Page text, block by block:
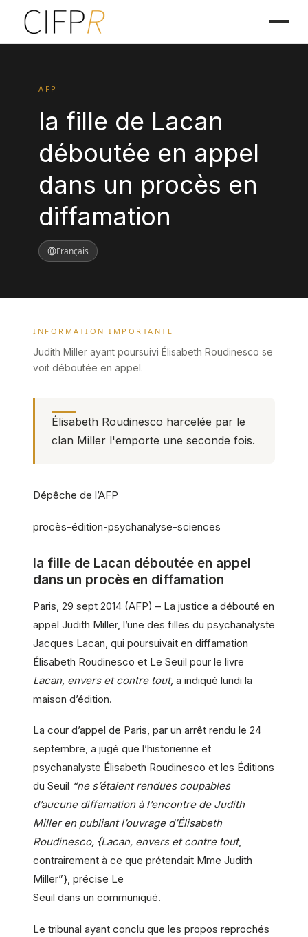
AFP
la fille de Lacan
déboutée en appel
dans un procès en
diffamation
Français
INFORMATION IMPORTANTE
Judith Miller ayant poursuivi Élisabeth Roudinesco se
voit déboutée en appel.
Élisabeth Roudinesco harcelée par le
clan Miller l'emporte une seconde fois.
Dépêche de l’AFP
procès-édition-psychanalyse-sciences
la fille de Lacan déboutée en appel
dans un procès en diffamation
Paris, 29 sept 2014 (AFP) – La justice a débouté en
appel Judith Miller, l’une des filles du psychanalyste
Jacques Lacan, qui poursuivait en diffamation
Élisabeth Roudinesco et Le Seuil pour le livre
Lacan, envers et contre tout, a indiqué lundi la
maison d’édition.
La cour d’appel de Paris, par un arrêt rendu le 24
septembre, a jugé que l’historienne et
psychanalyste Élisabeth Roudinesco et les Éditions
du Seuil “ne s’étaient rendues coupables
d’aucune diffamation à l’encontre de Judith
Miller en publiant l’ouvrage d’Élisabeth
Roudinesco, {Lacan, envers et contre tout,
contrairement à ce que prétendait Mme Judith
Miller”}, précise Le
Seuil dans un communiqué.
Le tribunal ayant conclu que les propos reprochés